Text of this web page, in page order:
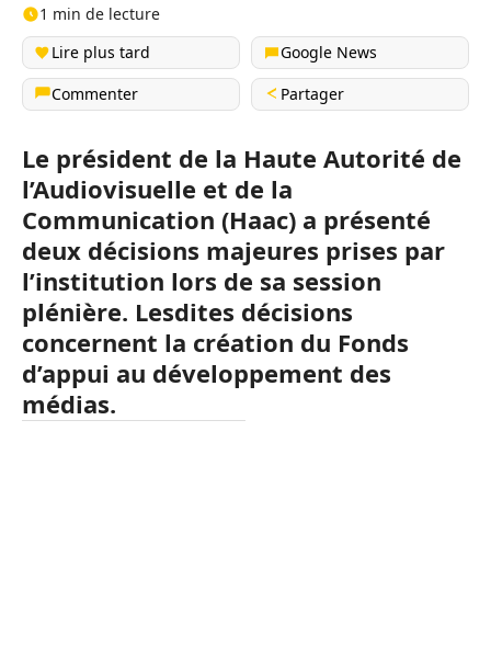
1 min de lecture
Lire plus tard
Google News
Commenter
Partager
Le président de la Haute Autorité de
l’Audiovisuelle et de la
Communication (Haac) a présenté
deux décisions majeures prises par
l’institution lors de sa session
plénière. Lesdites décisions
concernent la création du Fonds
d’appui au développement des
médias.